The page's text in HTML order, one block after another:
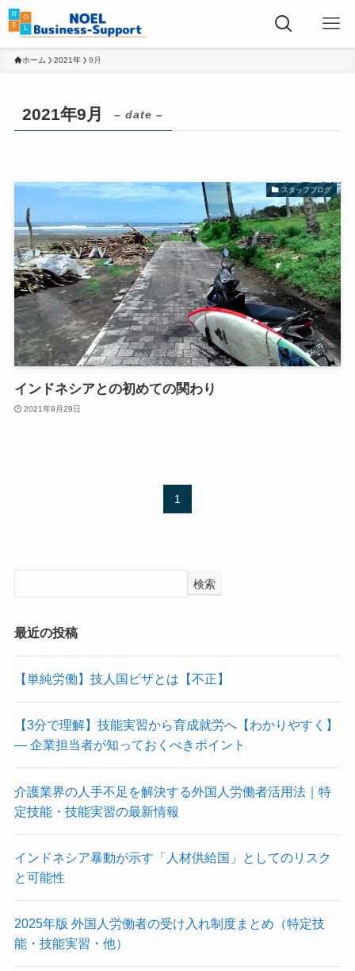
ホーム 2021年 9月
2021年9月 – date –
スタッフブログ
インドネシアとの初めての関わり
2021年9月29日
1
検索
最近の投稿
【単純労働】技人国ビザとは【不正】
【3分で理解】技能実習から育成就労へ【わかりやすく】
― 企業担当者が知っておくべきポイント
介護業界の人手不足を解決する外国人労働者活用法｜特
定技能・技能実習の最新情報
インドネシア暴動が示す「人材供給国」としてのリスク
と可能性
2025年版 外国人労働者の受け入れ制度まとめ（特定技
能・技能実習・他）